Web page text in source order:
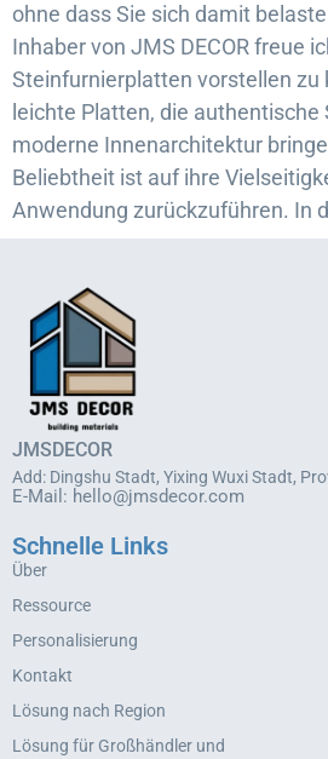
ohne dass Sie sich damit
Inhaber von JMS DECOR freue
Steinfurnierplatten vorstellen zu
leichte Platten, die
moderne Innenarchitektur
Beliebtheit ist auf ihre
Anwendung zurückzuführen. In
JMSDECOR
Add: Dingshu Stadt, Yixing Wuxi Stadt,
E-Mail: hello@jmsdecor.com
Schnelle Links
Über
Ressource
Personalisierung
Kontakt
Lösung nach Region
Lösung für Großhändler und